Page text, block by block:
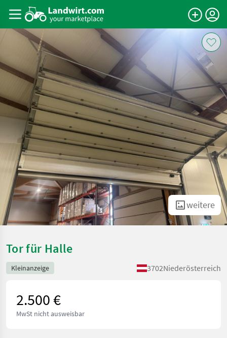
weitere
Tor für Halle
Kleinanzeige 3702Niederösterreich
2.500 €
MwSt nicht ausweisbar